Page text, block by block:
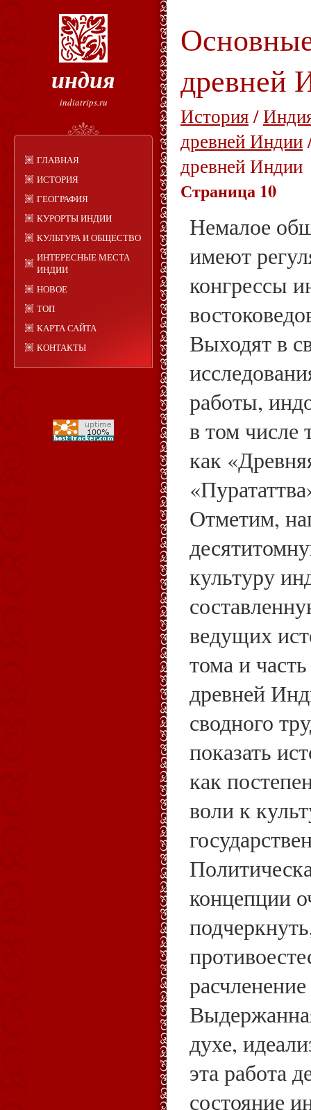
индия
indiatrips.ru
ГЛАВНАЯ
ИСТОРИЯ
ГЕОГРАФИЯ
КУРОРТЫ ИНДИИ
КУЛЬТУРА И ОБЩЕСТВО
ИНТЕРЕСНЫЕ МЕСТА
ИНДИИ
НОВОЕ
ТОП
КАРТА САЙТА
КОНТАКТЫ
древней
История/
древней Индии
древней Индии
Страница 10
Немалое
имеют
конгрессы
Выходят в
работы,
в том числе
как
Отметим,
культуру
ведущих
тома и
древней
сводного
показать
как
воли к
концепции
духе,
эта работа
состояние